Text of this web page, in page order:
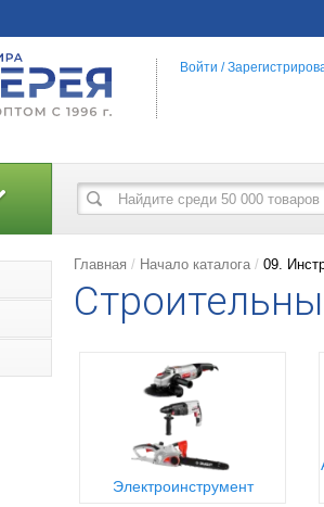
Войти /
Главная Начало каталога 09.
Электроинструмент